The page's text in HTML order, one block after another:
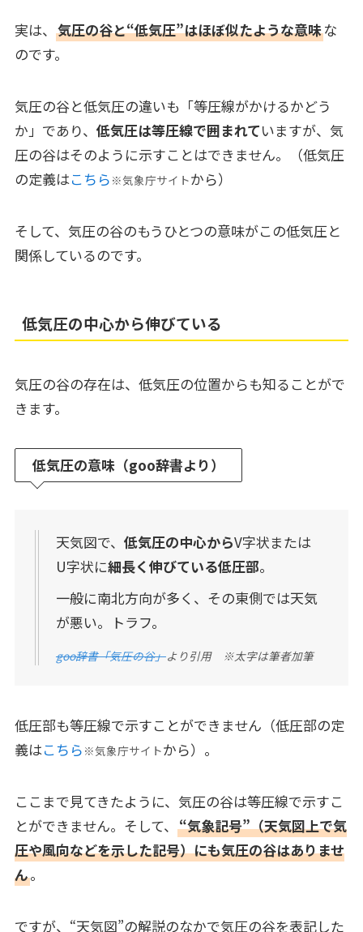
実は、 気圧の谷と“低気圧”はほぼ似たような意味な
のです。
気圧の谷と低気圧の違いも「等圧線がかけるかどう
か」であり、 低気圧は等圧線で囲まれていますが、気
圧の谷はそのように示すことはできません。（低気圧
の定義はこちら ※気象庁サイトから）
そして、気圧の谷のもうひとつの意味がこの低気圧と
関係しているのです。
低気圧の中心から伸びている
気圧の谷の存在は、低気圧の位置からも知ることがで
きます。
低気圧の意味（goo辞書より）
天気図で、 低気圧の中心からV字状または
U字状に細長く伸びている低圧部。
一般に南北方向が多く、その東側では天気
が悪い。トラフ。
goo辞書「気圧の谷」より引用 ※太字は筆者加筆
低圧部も等圧線で示すことができません（低圧部の定
義はこちら ※気象庁サイトから）。
ここまで見てきたように、気圧の谷は等圧線で示すこ
とができません。そして、 “気象記号”（天気図上で気
圧や風向などを示した記号）にも気圧の谷はありませ
ん。
ですが、“天気図”の解説のなかで気圧の谷を表記した